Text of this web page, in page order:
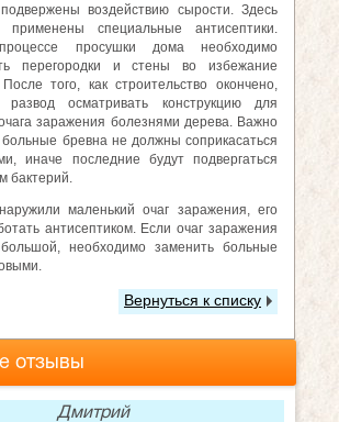
воздействию сырости. Здесь
специальные антисептики.
просушки дома необходимо
перегородки и стены во избежание
того, как строительство окончено,
развод осматривать конструкцию для
заражения болезнями дерева. Важно
бревна не должны соприкасаться
иначе последние будут подвергаться
бактерий.
маленький очаг заражения, его
антисептиком. Если очаг заражения
необходимо заменить больные
Вернуться к списку
отзывы
Дмитрий